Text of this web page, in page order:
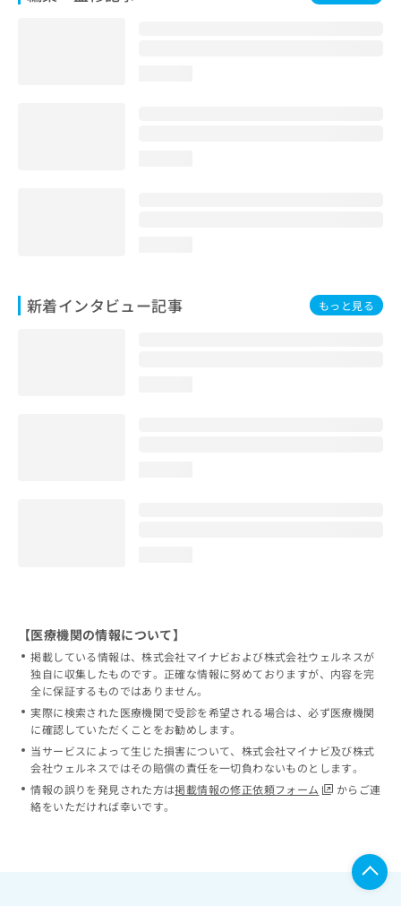
新着インタビュー記事 もっと見る
【医療機関の情報について】
掲載している情報は、株式会社マイナビおよび株式会社ウェルネスが
独自に収集したものです。正確な情報に努めておりますが、内容を完
全に保証するものではありません。
実際に検索された医療機関で受診を希望される場合は、必ず医療機関
に確認していただくことをお勧めします。
当サービスによって生じた損害について、株式会社マイナビ及び株式
会社ウェルネスではその賠償の責任を一切負わないものとします。
情報の誤りを発見された方は掲載情報の修正依頼フォーム
からご連
絡をいただければ幸いです。